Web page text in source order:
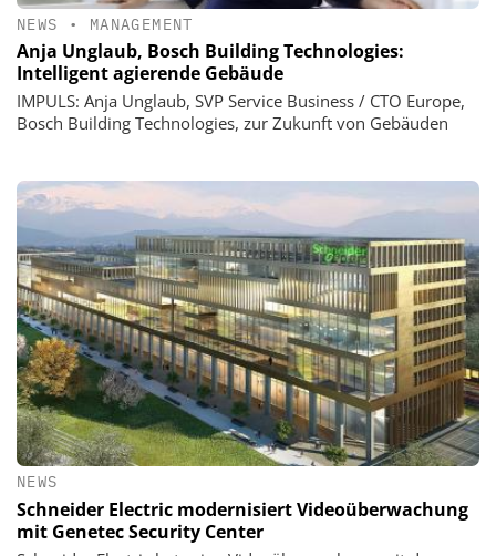
NEWS • MANAGEMENT
Anja Unglaub, Bosch Building Technologies:
Intelligent agierende Gebäude
IMPULS: Anja Unglaub, SVP Service Business / CTO Europe,
Bosch Building Technologies, zur Zukunft von Gebäuden
NEWS
Schneider Electric modernisiert Videoüberwachung
mit Genetec Security Center